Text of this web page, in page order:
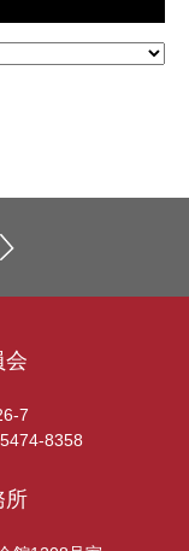
会
7
8358
所